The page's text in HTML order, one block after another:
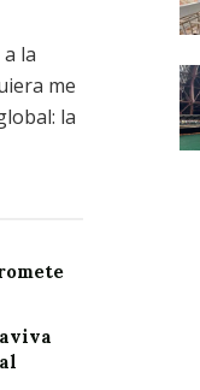
la
me
la